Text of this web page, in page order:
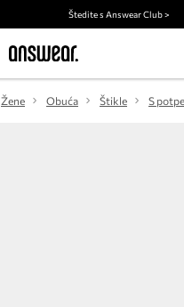
Štedite s Answear Club >
Žene Obuća Štikle S